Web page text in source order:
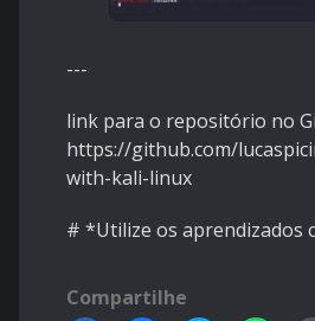
---
link para o repositório no
https://github.com/
with-kali-linux
# *Utilize os aprendizados
Compartilhe